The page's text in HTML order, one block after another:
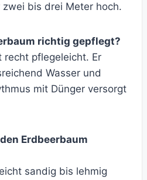
bis drei Meter hoch.
richtig gepflegt?
recht pflegeleicht. Er
Wasser und
mit Dünger versorgt
Erdbeerbaum
sandig bis lehmig